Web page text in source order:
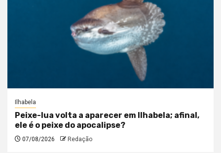
Ilhabela
Peixe-lua volta a aparecer em Ilhabela; afinal,
ele é o peixe do apocalipse?
07/08/2026 Redação